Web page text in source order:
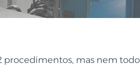
mas nem